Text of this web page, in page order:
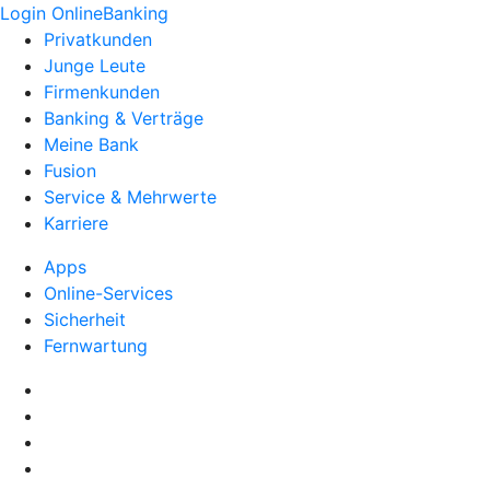
Login OnlineBanking
Privatkunden
Junge Leute
Firmenkunden
Banking & Verträge
Meine Bank
Fusion
Service & Mehrwerte
Karriere
Apps
Online-Services
Sicherheit
Fernwartung